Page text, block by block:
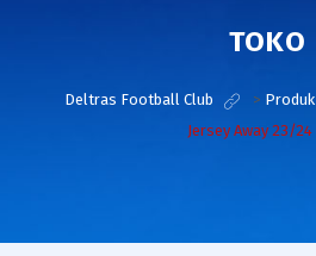
TOKO
Deltras Football Club > Produk
Jersey Away 23/24